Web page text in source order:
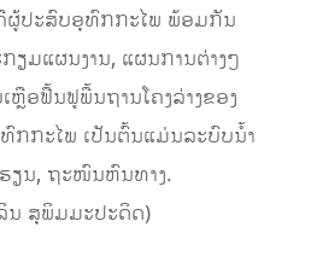
ຜູ້ປະສົບອຸທົກກະໄພ ພ້ອມກັນ
ຽມແຜນງານ, ແຜນການຕ່າງໆ
ອຟື້ນຟູພື້ນຖານໂຄງລ່າງຂອງ
ກກະໄພ ເປັນຕົ້ນແມ່ນລະບົບນ້ຳ
ຮຽນ, ຖະໜົນຫົນທາງ.
ນ ສຸພິມມະປະດິດ)